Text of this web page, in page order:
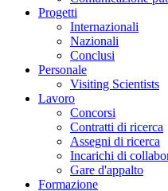
Progetti
Internazionali
Nazionali
Conclusi
Personale
Visiting Scientists
Lavoro
Concorsi
Contratti di ricerca
Assegni di ricerca
Incarichi di
Gare d'appalto
Formazione